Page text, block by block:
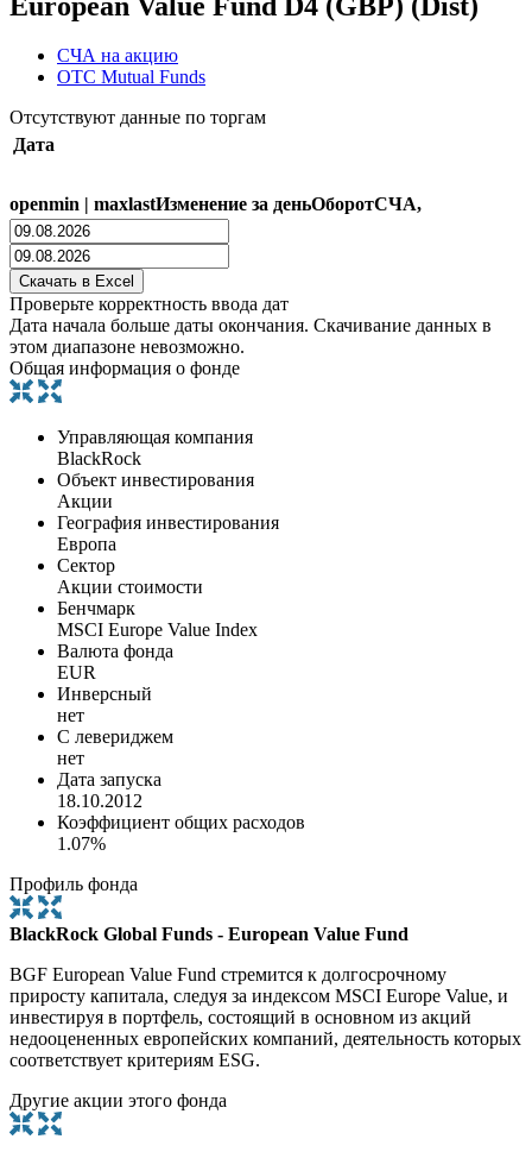
СЧА на акцию
OTC Mutual Funds
Отсутствуют данные по торгам
Дата
openmin maxlastИзменение за деньОборотСЧА,
Проверьте корректность ввода дат
Дата начала больше даты окончания. Скачивание данных в
этом диапазоне невозможно.
Общая информация о фонде
Управляющая компания
BlackRock
Объект инвестирования
Акции
География инвестирования
Европа
Сектор
Акции стоимости
Бенчмарк
MSCI Europe Value Index
Валюта фонда
EUR
Инверсный
нет
С левериджем
нет
Дата запуска
18.10.2012
Коэффициент общих расходов
1.07%
Профиль фонда
BlackRock Global Funds - European Value Fund
BGF European Value Fund стремится к долгосрочному
приросту капитала, следуя за индексом MSCI Europe Value, и
инвестируя в портфель, состоящий в основном из акций
недооцененных европейских компаний, деятельность которых
соответствует критериям ESG.
Другие акции этого фонда